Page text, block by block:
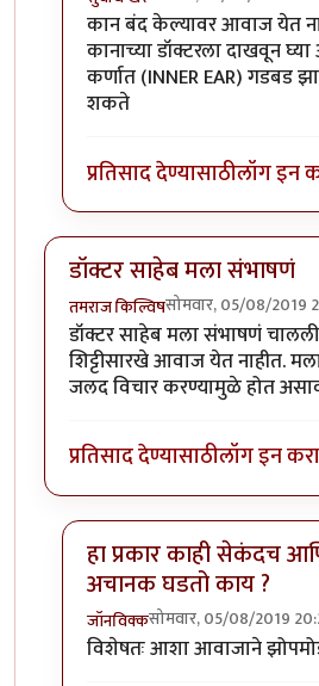
In reply toनाही.byतमराज
कान बंद केल्यावर आवाज येत
कानाच्या डॉक्टरला दाखवून
कर्णात (INNER EAR) गडबड
शकते
प्रतिसाद देण्यासाठीलॉग इन
डॉक्टर साहेब मला संभाषणं
तमराज किल्विषसोमवार, 05/08/2019
डॉक्टर साहेब मला संभाषणं
शिट्टीसारखे आवाज येत नाहीत.
जलद विचार करण्यामुळे होत
प्रतिसाद देण्यासाठीलॉग इन करा
हा प्रकार काही सेकंदच
अचानक घडतो काय ?
जॉनविक्कसोमवार, 05/08/2019
In reply toडॉक्टर साहेब
विशेषतः आशा आवाजाने